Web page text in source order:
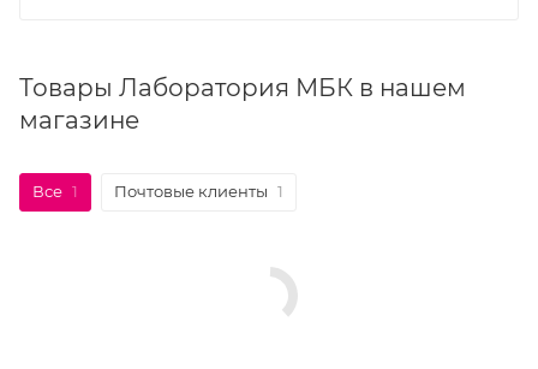
Товары Лаборатория МБК в нашем
магазине
Все 1 Почтовые клиенты 1